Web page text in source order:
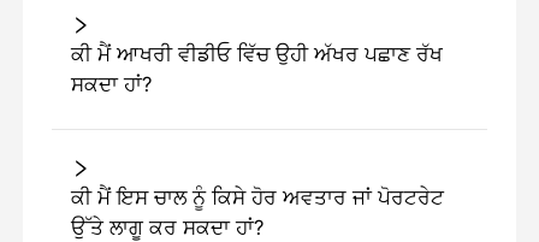
ਕੀ ਮੈਂ ਆਖਰੀ ਵੀਡੀਓ ਵਿੱਚ ਉਹੀ ਅੱਖਰ ਪਛਾਣ ਰੱਖ
ਸਕਦਾ ਹਾਂ?
ਕੀ ਮੈਂ ਇਸ ਚਾਲ ਨੂੰ ਕਿਸੇ ਹੋਰ ਅਵਤਾਰ ਜਾਂ ਪੋਰਟਰੇਟ
ਉੱਤੇ ਲਾਗੂ ਕਰ ਸਕਦਾ ਹਾਂ?